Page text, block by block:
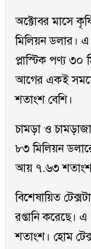
অক্টোবর মাসে
মিলিয়ন ডলার। এ
প্লাস্টিক পণ্য
আগের একই
শতাংশ বেশি।
চামড়া ও
৮৩ মিলিয়ন
আয় ৭.৬৩ শতাংশ
বিশেষায়িত
রপ্তানি করেছে।
শতাংশ। হোম